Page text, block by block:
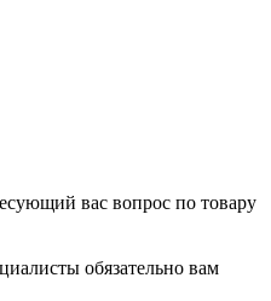
вас вопрос по товару
обязательно вам